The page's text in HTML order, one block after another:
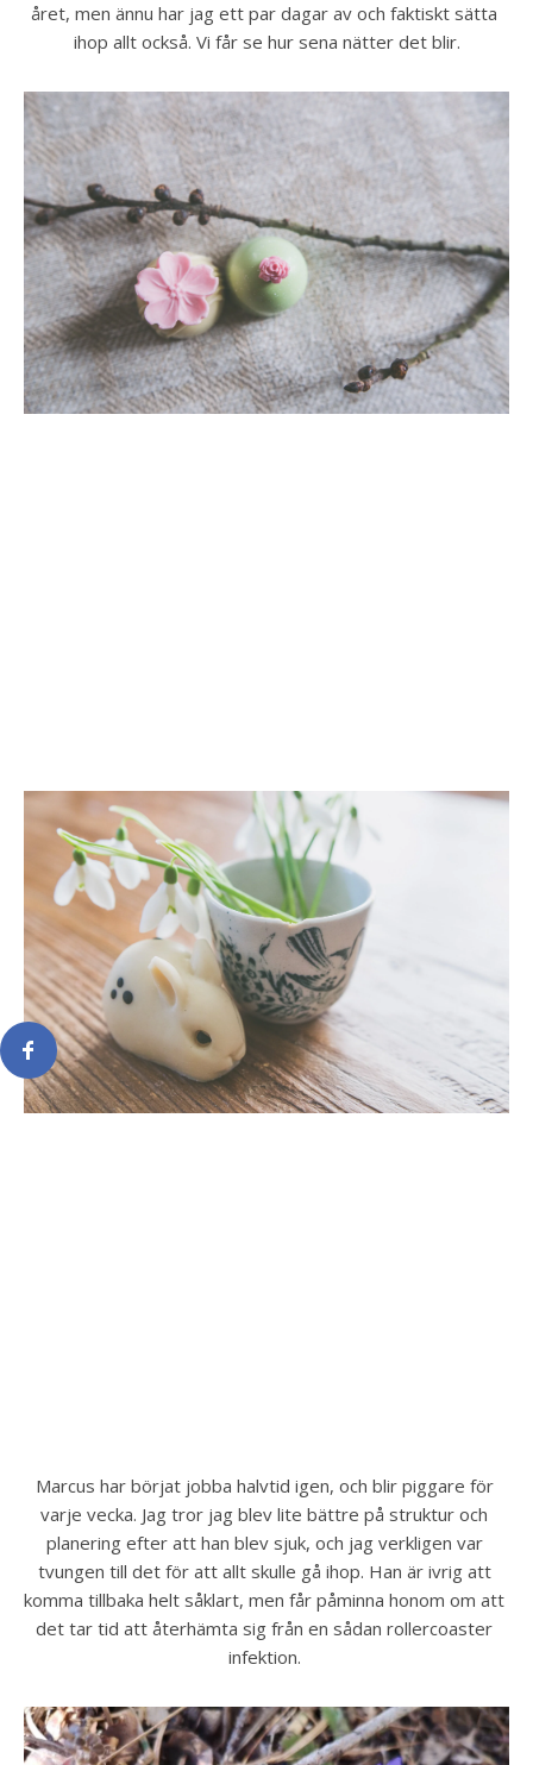
året, men ännu har jag ett par dagar av och faktiskt sätta
ihop allt också. Vi får se hur sena nätter det blir.
Marcus har börjat jobba halvtid igen, och blir piggare för
varje vecka. Jag tror jag blev lite bättre på struktur och
planering efter att han blev sjuk, och jag verkligen var
tvungen till det för att allt skulle gå ihop. Han är ivrig att
komma tillbaka helt såklart, men får påminna honom om att
det tar tid att återhämta sig från en sådan rollercoaster
infektion.